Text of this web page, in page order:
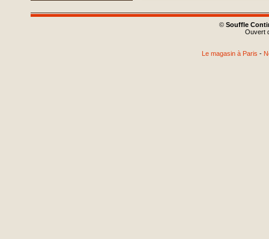
© Souffle
Ouvert
Le magasin à Paris -